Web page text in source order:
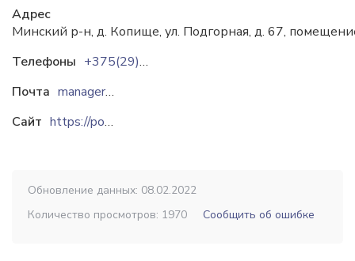
Адрес
Минский р-н, д. Копище, ул. Подгорная, д. 67,
Телефоны
+375(29)3287623
Почта
manager@vtulka.by
Сайт
https://polyurethane.by
Обновление данных: 08.02.2022
Количество просмотров: 1970
Сообщить об ошибке